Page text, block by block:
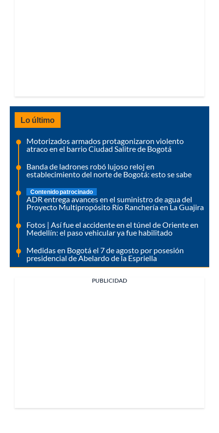
Lo último
Motorizados armados protagonizaron violento
atraco en el barrio Ciudad Salitre de Bogotá
Banda de ladrones robó lujoso reloj en
establecimiento del norte de Bogotá: esto se sabe
Contenido patrocinado
ADR entrega avances en el suministro de agua del
Proyecto Multipropósito Río Ranchería en La Guajira
Fotos | Así fue el accidente en el túnel de Oriente en
Medellín: el paso vehicular ya fue habilitado
Medidas en Bogotá el 7 de agosto por posesión
presidencial de Abelardo de la Espriella
PUBLICIDAD